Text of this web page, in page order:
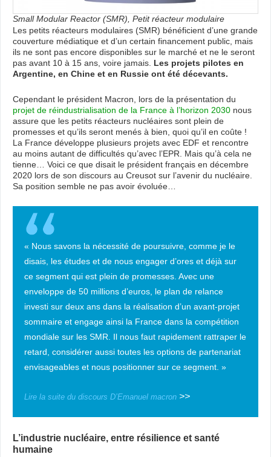
Small Modular Reactor (SMR), Petit réacteur modulaire
Les petits réacteurs modulaires (SMR) bénéficient d’une grande
couverture médiatique et d’un certain financement public, mais
ils ne sont pas encore disponibles sur le marché et ne le seront
pas avant 10 à 15 ans, voire jamais. Les projets pilotes en
Argentine, en Chine et en Russie ont été décevants.
Cependant le président Macron, lors de la présentation du
projet de réindustrialisation de la France à l’horizon 2030 nous
assure que les petits réacteurs nucléaires sont plein de
promesses et qu’ils seront menés à bien, quoi qu’il en coûte !
La France développe plusieurs projets avec EDF et rencontre
au moins autant de difficultés qu’avec l’EPR. Mais qu’à cela ne
tienne… Voici ce que disait le président français en décembre
2020 lors de son discours au Creusot sur l’avenir du nucléaire.
Sa position semble ne pas avoir évoluée…
« Nous savons la nécessité de poursuivre, comme je le
disais, les études et de nous engager d’ores et déjà sur
ce segment qui est plein de promesses. Avec une
enveloppe de 50 millions d’euros, le plan de relance
investi sur deux ans dans la réalisation d’un avant-projet
sommaire et engage ainsi la France dans la compétition
mondiale sur les SMR. Il nous faut rapidement rattraper le
retard, considérer aussi toutes les options de partenariat
envisageables et nous positionner sur ce segment. »
Lire la suite du discours D’Emanuel macron >>
L’industrie nucléaire, entre résilience et santé
humaine